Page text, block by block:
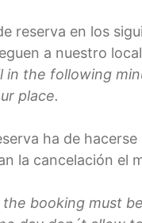
reserva en los
a nuestro
in the following
place.
ha de
la cancelación el
booking must